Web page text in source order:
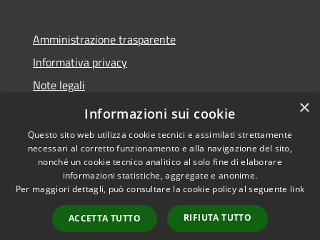
Amministrazione trasparente
Informativa privacy
Note legali
Dichiarazione di accessibilità
Accessibilità
Copyright © 2026 • Comune di
Porto San Giorgio • Powered by
Municipium•
Accesso
redazione
×
Informazioni sui cookie
Questo sito web utilizza cookie tecnici e assimilati strettamente
necessari al corretto funzionamento e alla navigazione del sito,
nonché un cookie tecnico analitico al solo fine di elaborare
informazioni statistiche, aggregate e anonime.
Per maggiori dettagli, può consultare la cookie policy al seguente link
ACCETTA TUTTO RIFIUTA TUTTO